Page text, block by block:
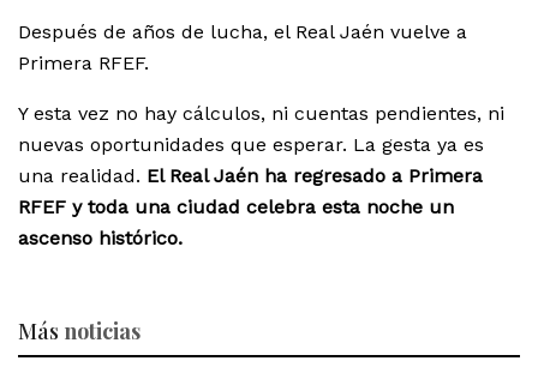
Después de años de lucha, el Real Jaén vuelve a
Primera RFEF.
Y esta vez no hay cálculos, ni cuentas pendientes, ni
nuevas oportunidades que esperar. La gesta ya es
una realidad. El Real Jaén ha regresado a Primera
RFEF y toda una ciudad celebra esta noche un
ascenso histórico.
Más noticias